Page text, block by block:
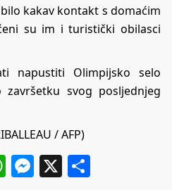
kakav kontakt s domaćim
su im i turistički obilasci
napustiti Olimpijsko selo
svog posljednjeg
/ AFP)
WhatsApp
Messenger
X